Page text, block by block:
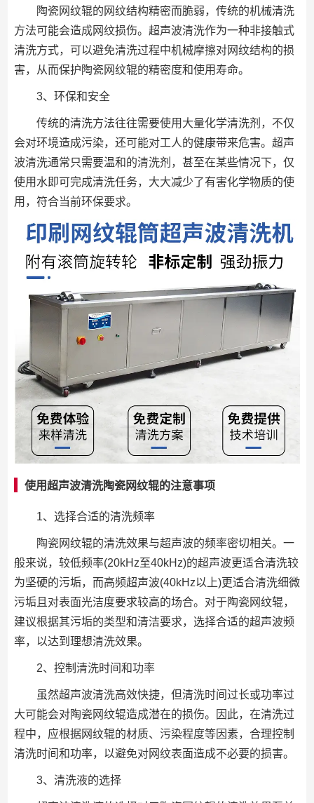
陶瓷网纹辊的网纹结构精密而脆弱，传统的机械清洗
方法可能会造成网纹损伤。超声波清洗作为一种非接触式
清洗方式，可以避免清洗过程中机械摩擦对网纹结构的损
害，从而保护陶瓷网纹辊的精密度和使用寿命。
3、环保和安全
传统的清洗方法往往需要使用大量化学清洗剂，不仅
会对环境造成污染，还可能对工人的健康带来危害。超声
波清洗通常只需要温和的清洗剂，甚至在某些情况下，仅
使用水即可完成清洗任务，大大减少了有害化学物质的使
用，符合当前环保要求。
使用超声波清洗陶瓷网纹辊的注意事项
1、选择合适的清洗频率
陶瓷网纹辊的清洗效果与超声波的频率密切相关。一
般来说，较低频率(20kHz至40kHz)的超声波更适合清洗较
为坚硬的污垢，而高频超声波(40kHz以上)更适合清洗细微
污垢且对表面光洁度要求较高的场合。对于陶瓷网纹辊，
建议根据其污垢的类型和清洁要求，选择合适的超声波频
率，以达到理想清洗效果。
2、控制清洗时间和功率
虽然超声波清洗高效快捷，但清洗时间过长或功率过
大可能会对陶瓷网纹辊造成潜在的损伤。因此，在清洗过
程中，应根据网纹辊的材质、污染程度等因素，合理控制
清洗时间和功率，以避免对网纹表面造成不必要的损害。
3、清洗液的选择